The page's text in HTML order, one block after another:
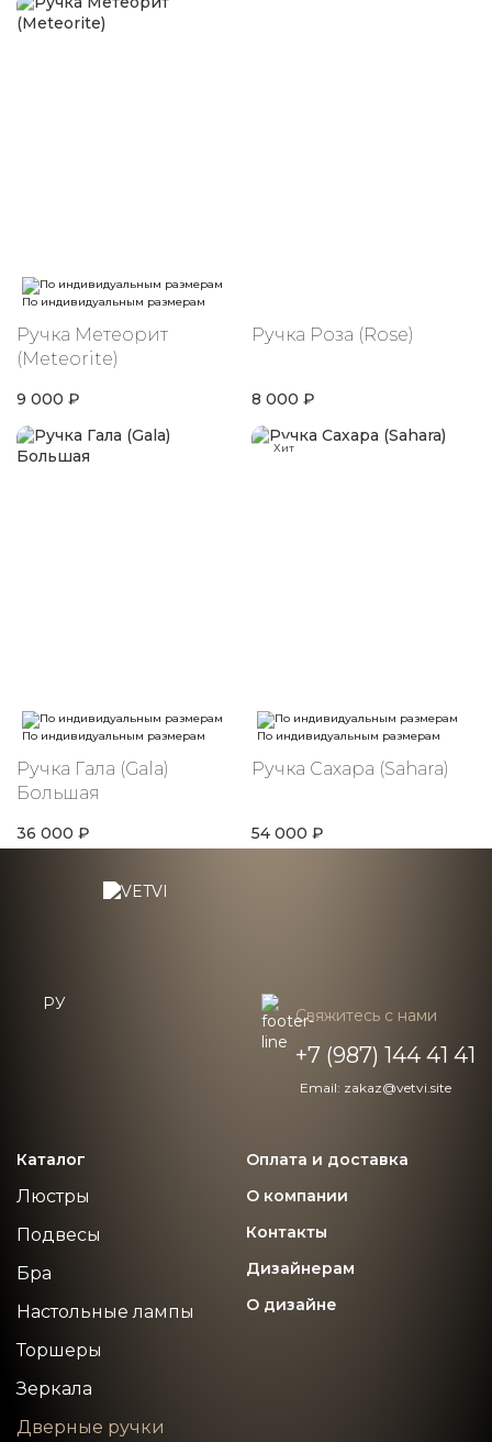
По индивидуальным размерам
Ручка Метеорит
(Meteorite)
9 000 ₽
Ручка Роза (Rose)
8 000 ₽
По индивидуальным размерам
Ручка Гала (Gala)
Большая
36 000 ₽
По индивидуальным размерам
Хит
Ручка Сахара (Sahara)
54 000 ₽
Каталог
Люстры
Подвесы
Бра
Настольные лампы
Торшеры
Зеркала
Дверные ручки
Оплата и доставка
О компании
Контакты
Дизайнерам
О дизайне
РУ
Свяжитесь с нами
+7 (987) 144 41 41
Email: zakaz@vetvi.site